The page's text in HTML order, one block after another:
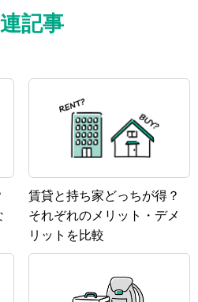
記事
賃貸と持ち家どっちが得？
それぞれのメリット・デメ
リットを比較